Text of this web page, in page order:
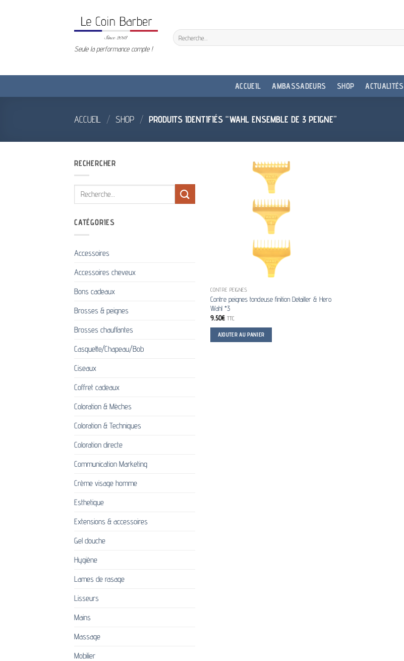
Seule la performance compte !
Recherche
pour :
ACCUEIL AMBASSADEURS SHOP ACTUALITÉS
ACCUEIL / SHOP / PRODUITS IDENTIFIÉS “WAHL ENSEMBLE DE 3 PEIGNE”
RECHERCHER
Recherche
pour :
CATÉGORIES
Accessoires
Accessoires cheveux
Bons cadeaux
Brosses & peignes
Brosses chauffantes
Casquette/Chapeau/Bob
Ciseaux
Coffret cadeaux
Coloration & Mèches
Coloration & Techniques
Coloration directe
Communication Marketing
Crème visage homme
Esthetique
Extensions & accessoires
Gel douche
Hygiène
Lames de rasage
Lisseurs
Mains
Massage
Mobilier
CONTRE PEIGNES
Contre peignes tondeuse finition Detailler & Hero
Wahl *3
9.50€ TTC
AJOUTER AU PANIER